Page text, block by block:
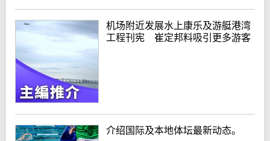
机场附近发展水上康乐及游艇港湾
工程刊宪 崔定邦料吸引更多游客
介绍国际及本地体坛最新动态。